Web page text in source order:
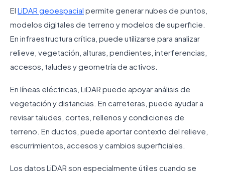
El LiDAR geoespacial permite generar nubes de puntos,
modelos digitales de terreno y modelos de superficie.
En infraestructura crítica, puede utilizarse para analizar
relieve, vegetación, alturas, pendientes, interferencias,
accesos, taludes y geometría de activos.
En líneas eléctricas, LiDAR puede apoyar análisis de
vegetación y distancias. En carreteras, puede ayudar a
revisar taludes, cortes, rellenos y condiciones de
terreno. En ductos, puede aportar contexto del relieve,
escurrimientos, accesos y cambios superficiales.
Los datos LiDAR son especialmente útiles cuando se